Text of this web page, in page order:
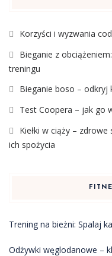
Korzyści i wyzwania
Bieganie z
treningu
Bieganie boso – odkryj
Test Coopera – jak go
Kiełki w ciąży –
ich spożycia
Trening na bieżni: Spalaj
Odżywki węglodanowe –